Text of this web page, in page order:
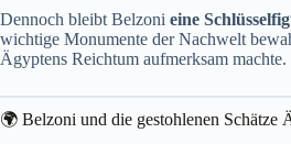
Dennoch bleibt Belzoni eine
wichtige Monumente der Nachwelt
Ägyptens Reichtum aufmerksam machte.
🌍 Belzoni und die gestohlenen Schätze